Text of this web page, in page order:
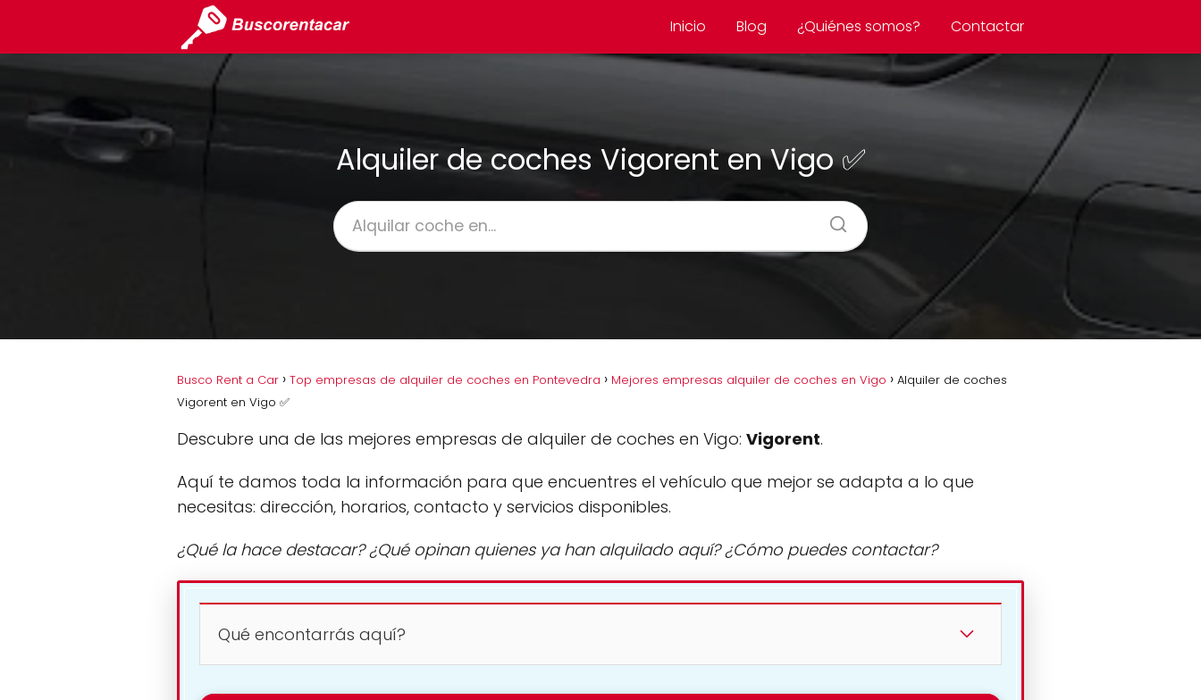
Inicio Blog ¿Quiénes somos? Contactar
Alquiler de coches Vigorent en Vigo ✅
Busco Rent a Car Top empresas de alquiler de coches en Pontevedra Mejores empresas alquiler de coches en Vigo
Alquiler de coches
Vigorent en Vigo ✅
Descubre una de las mejores empresas de alquiler de coches en Vigo: Vigorent.
Aquí te damos toda la información para que encuentres el vehículo que mejor se adapta a lo que
necesitas: dirección, horarios, contacto y servicios disponibles.
¿Qué la hace destacar? ¿Qué opinan quienes ya han alquilado aquí? ¿Cómo puedes contactar?
Qué encontarrás aquí?